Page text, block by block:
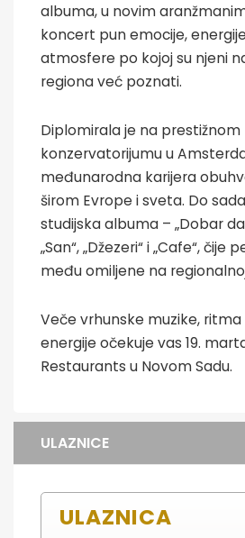
albuma, u novim
koncert pun emocije,
atmosfere po kojoj su njeni
regiona već poznati.
Diplomirala je na prestižnom
konzervatorijumu u
međunarodna karijera
širom Evrope i sveta. Do
studijska albuma – „Dobar
„San“, „Džezeri“ i „Cafe“, čije
među omiljene na
Veče vrhunske muzike,
energije očekuje vas 19.
Restaurants u Novom Sadu.
ULAZNICE
ULAZNICA